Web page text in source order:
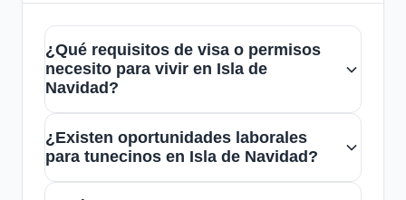
¿Qué requisitos de visa o permisos
necesito para vivir en Isla de
Navidad?
generalmente necesitas gestionar una visa
apropiada a través de las autoridades
¿Existen oportunidades laborales
para tunecinos en Isla de Navidad?